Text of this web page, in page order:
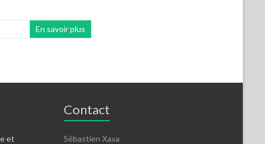
En savoir plus
et
Contact
Sébastien Xaxa